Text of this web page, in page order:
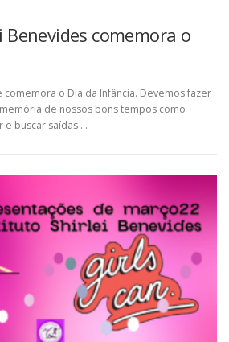
comemora o
comemora o Dia da Infância. Devemos fazer
de nossos bons tempos como
e buscar saídas …